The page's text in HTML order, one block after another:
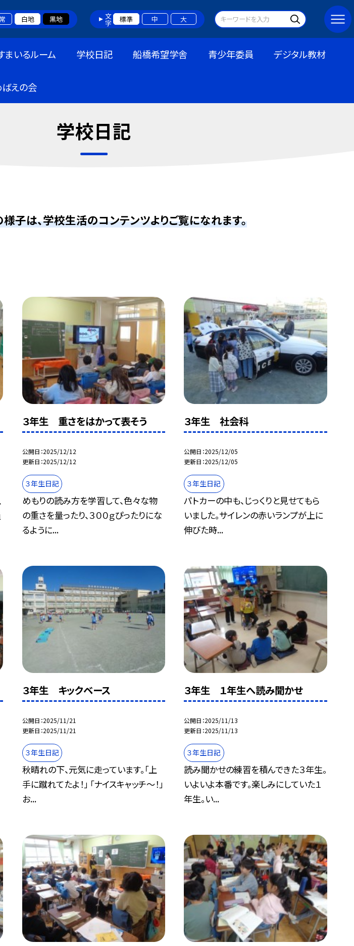
白地 黒地 文字 標準 中 大
まいるルーム 学校日記 船橋希望学舎 青少年委員 デジタル教材
えの会
学校日記
子は、学校生活のコンテンツよりご覧になれます。
３年生 重さをはかって表そう
公開日 2025/12/12
更新日 2025/12/12
３年生日記
めもりの読み方を学習して、色々な物
の重さを量ったり、３００ｇぴったりにな
るように...
３年生 社会科
公開日 2025/12/05
更新日 2025/12/05
３年生日記
パトカーの中も、じっくりと見せてもら
いました。サイレンの赤いランプが上に
伸びた時...
３年生 キックベース
公開日 2025/11/21
更新日 2025/11/21
３年生日記
秋晴れの下、元気に走っています。「上
手に蹴れてたよ！」 「ナイスキャッチ～！」
お...
３年生 １年生へ読み聞かせ
公開日 2025/11/13
更新日 2025/11/13
３年生日記
読み聞かせの練習を積んできた３年生。
いよいよ本番です。楽しみにしていた１
年生。い...